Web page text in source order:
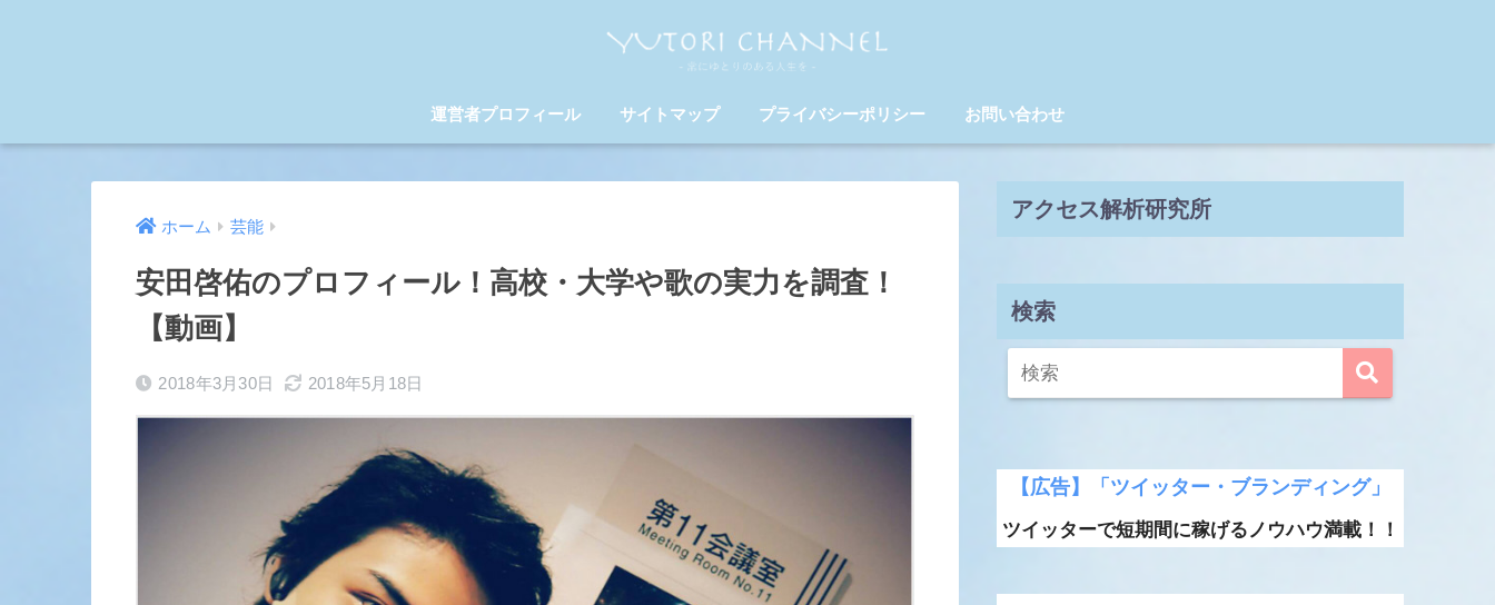
運営者プロフィール サイトマップ プライバシーポリシー お問い合わせ
ホーム 芸能
安田啓佑のプロフィール！高校・大学や歌の実力を調査！
【動画】
2018年3月30日 2018年5月18日
アクセス解析研究所
検索
【広告】「ツイッター・ブランディング」
ツイッターで短期間に稼げるノウハウ満載！！